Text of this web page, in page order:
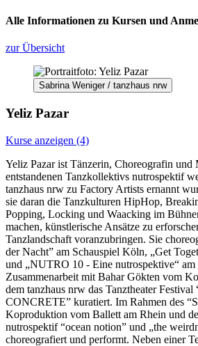
Alle Informationen zu Kursen und
zur Übersicht
Sabrina Weniger / tanzhaus nrw
Yeliz Pazar
Kurse anzeigen (4)
Yeliz Pazar ist Tänzerin, Choreografin und
entstandenen Tanzkollektivs nutrospektif
tanzhaus nrw zu Factory Artists ernannt
sie daran die Tanzkulturen HipHop,
Popping, Locking und Waacking im
machen, künstlerische Ansätze zu
Tanzlandschaft voranzubringen. Sie
der Nacht” am Schauspiel Köln, „Get
und „NUTRO 10 - Eine nutrospektive“ am
Zusammenarbeit mit Bahar Gökten vom
dem tanzhaus nrw das Tanztheater
CONCRETE” kuratiert. Im Rahmen des
Koproduktion vom Ballett am Rhein und
nutrospektif “ocean notion” und „the
choreografiert und performt. Neben einer